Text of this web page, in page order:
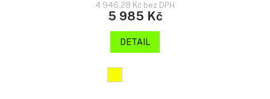
4 946,28 Kč bez DPH
5 985 Kč
DETAIL